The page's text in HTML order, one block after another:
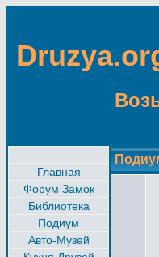
Главная
Форум Замок
Библиотека
Подиум
Авто-Музей